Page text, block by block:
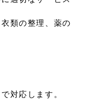
類の整理、薬の
対応します。